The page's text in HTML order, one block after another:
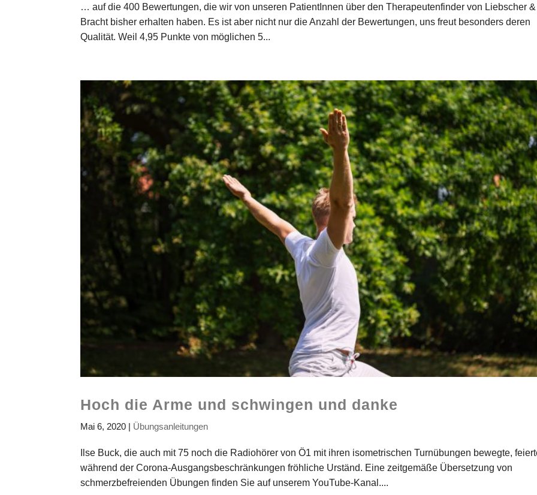
… auf die 400 Bewertungen, die wir von unseren PatientInnen über den Therapeutenfinder von Liebscher &
Bracht bisher erhalten haben. Es ist aber nicht nur die Anzahl der Bewertungen, uns freut besonders deren
Qualität. Weil 4,95 Punkte von möglichen 5...
Hoch die Arme und schwingen und danke
Mai 6, 2020 | Übungsanleitungen
Ilse Buck, die auch mit 75 noch die Radiohörer von Ö1 mit ihren isometrischen Turnübungen bewegte,
während der Corona-Ausgangsbeschränkungen fröhliche Urständ. Eine zeitgemäße Übersetzung von
schmerzbefreienden Übungen finden Sie auf unserem YouTube-Kanal....